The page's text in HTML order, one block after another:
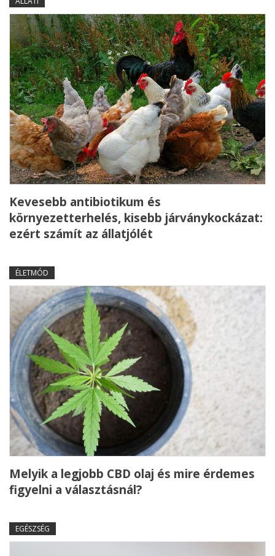
Kevesebb antibiotikum és
környezetterhelés, kisebb járványkockázat:
ezért számít az állatjólét
ÉLETMÓD
Melyik a legjobb CBD olaj és mire érdemes
figyelni a választásnál?
EGÉSZSÉG